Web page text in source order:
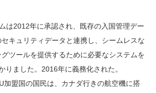
は2012年に承認され、既存の入国管理デー
キュリティデータと連携し、シームレスな
ツールを提供するために必要なシステムを
りました。2016年に義務化された。
加盟国の国民は、カナダ行きの航空機に搭